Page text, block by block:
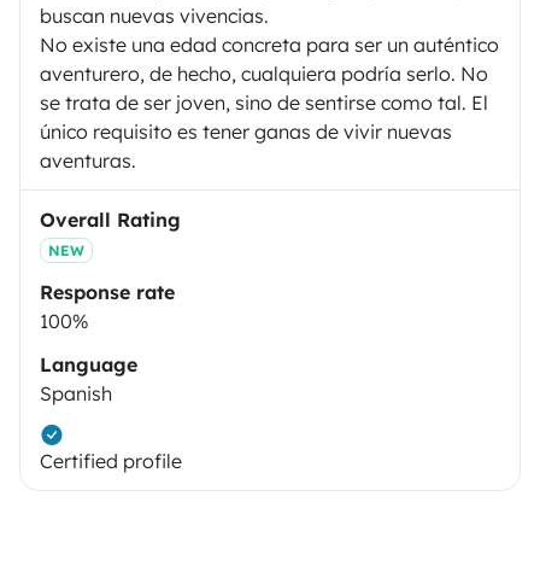
buscan nuevas vivencias.
No existe una edad concreta para ser un auténtico
aventurero, de hecho, cualquiera podría serlo. No
se trata de ser joven, sino de sentirse como tal. El
único requisito es tener ganas de vivir nuevas
aventuras.
Overall Rating
NEW
Response rate
100%
Language
Spanish
Certified profile